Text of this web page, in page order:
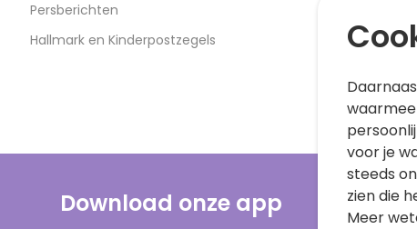
Persberichten
Hallmark en Kinderpostzegels
Download onze app
voor je
steeds
zien die
Meer